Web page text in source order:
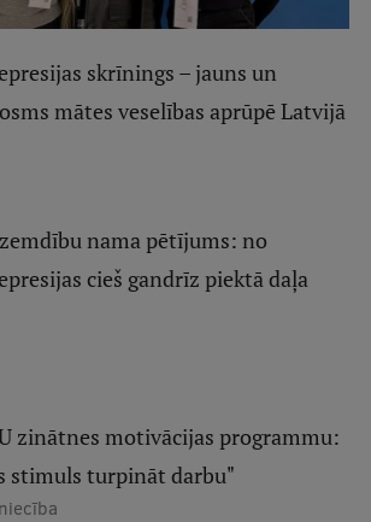
skrīnings – jauns un
mātes veselības aprūpē Latvijā
nama pētījums: no
cieš gandrīz piektā daļa
zinātnes motivācijas programmu:
stimuls turpināt darbu"